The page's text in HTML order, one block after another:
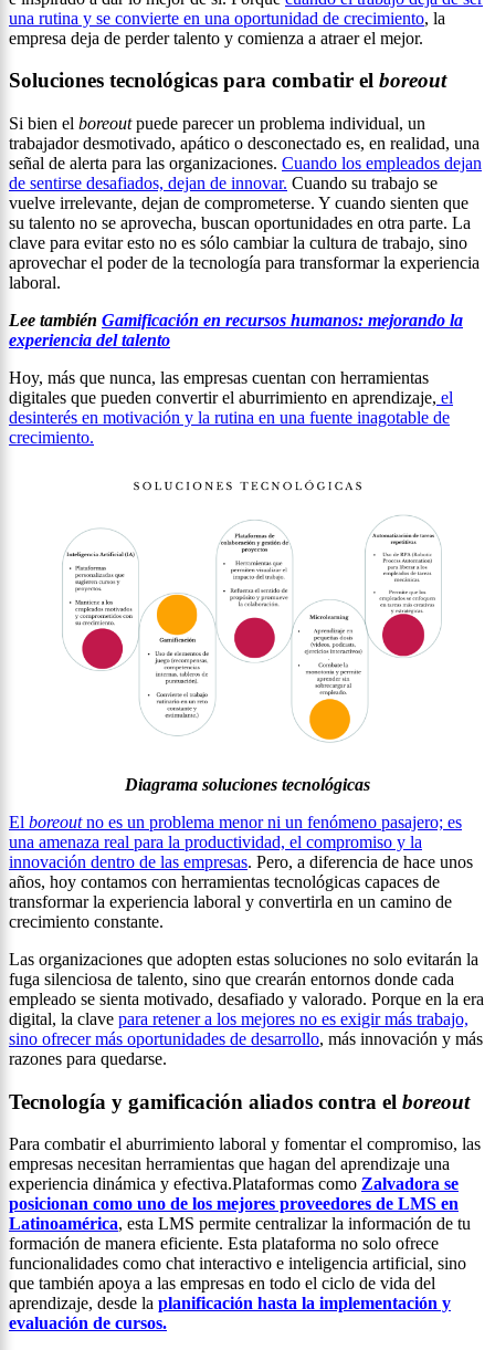
una rutina y se convierte en una oportunidad de crecimiento, la
empresa deja de perder talento y comienza a atraer el mejor.
Soluciones tecnológicas para combatir el boreout
Si bien el boreoutpuede parecer un problema individual, un
trabajador desmotivado, apático o desconectado es, en realidad, una
señal de alerta para las organizaciones. Cuando los empleados dejan
de sentirse desafiados, dejan de innovar. Cuando su trabajo se
vuelve irrelevante, dejan de comprometerse. Y cuando sienten que
su talento no se aprovecha, buscan oportunidades en otra parte. La
clave para evitar esto no es sólo cambiar la cultura de trabajo, sino
aprovechar el poder de la tecnología para transformar la experiencia
laboral.
Lee también Gamificación en recursos humanos: mejorando la
experiencia del talento
Hoy, más que nunca, las empresas cuentan con herramientas
digitales que pueden convertir el aburrimiento en aprendizaje, el
desinterés en motivación y la rutina en una fuente inagotable de
crecimiento.
Diagrama soluciones tecnológicas
El boreoutno es un problema menor ni un fenómeno pasajero; es
una amenaza real para la productividad, el compromiso y la
innovación dentro de las empresas. Pero, a diferencia de hace unos
años, hoy contamos con herramientas tecnológicas capaces de
transformar la experiencia laboral y convertirla en un camino de
crecimiento constante.
Las organizaciones que adopten estas soluciones no solo evitarán la
fuga silenciosa de talento, sino que crearán entornos donde cada
empleado se sienta motivado, desafiado y valorado. Porque en la era
digital, la clave para retener a los mejores no es exigir más trabajo,
sino ofrecer más oportunidades de desarrollo, más innovación y más
razones para quedarse.
Tecnología y gamificación aliados contra el boreout
Para combatir el aburrimiento laboral y fomentar el compromiso, las
empresas necesitan herramientas que hagan del aprendizaje una
experiencia dinámica y efectiva.Plataformas como Zalvadora se
posicionan como uno de los mejores proveedores de LMS en
Latinoamérica, esta LMS permite centralizar la información de tu
formación de manera eficiente. Esta plataforma no solo ofrece
funcionalidades como chat interactivo e inteligencia artificial, sino
que también apoya a las empresas en todo el ciclo de vida del
aprendizaje, desde la planificación hasta la implementación y
evaluación de cursos.